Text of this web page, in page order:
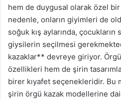
hem de duygusal olarak özel
nedenle, onların giyimleri de
soğuk kış aylarında, çocukların
giysilerin seçilmesi
kazaklar** devreye giriyor.
özellikleri hem de şirin
birer kıyafet seçenekleridir. Bu
şirin örgü kazak modellerine